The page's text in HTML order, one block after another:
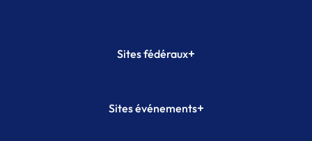
Sites fédéraux+
Plateforme Formation
Sites événements+